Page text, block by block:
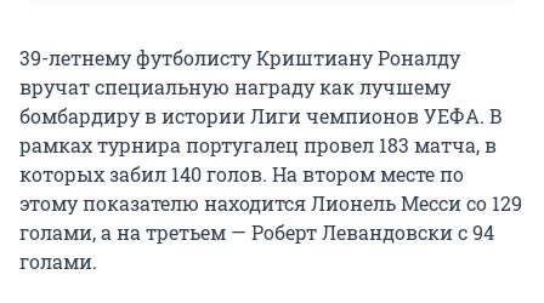
39-летнему футболисту Криштиану Роналду
вручат специальную награду как лучшему
бомбардиру в истории Лиги чемпионов УЕФА. В
рамках турнира португалец провел 183 матча, в
которых забил 140 голов. На втором месте по
этому показателю находится Лионель Месси со 129
голами, а на третьем — Роберт Левандовски с 94
голами.